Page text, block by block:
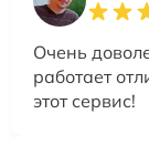
Очень
работает
этот сервис!